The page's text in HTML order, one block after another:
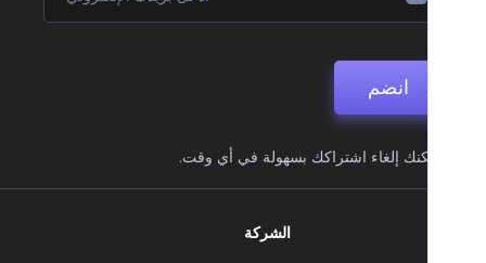
إلغاء اشتراكك بسهولة في أي وقت.